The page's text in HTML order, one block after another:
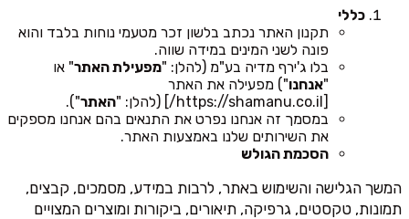
כללי
תקנון האתר נכתב בלשון זכר מטעמי נוחות בלבד והוא
פונה לשני המינים במידה שווה.
בלו ג'ירף מדיה בע"מ (להלן: "מפעילת האתר" או
"אנחנו") מפעילה את האתר
[https://shamanu.co.il/] (להלן: "
האתר").
במסמך זה אנחנו נפרט את התנאים בהם אנחנו מספקים
את השירותים שלנו באמצעות האתר.
הסכמת הגולש
המשך הגלישה והשימוש באתר, לרבות במידע, מסמכים, קבצים,
תמונות, טקסטים, גרפיקה, תיאורים, ביקורות ומוצרים המצויים